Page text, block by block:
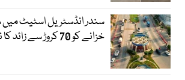
سندر انڈسٹریل اسٹیٹ
خزانے کو 70 کروڑ سے زائد کا نقصان